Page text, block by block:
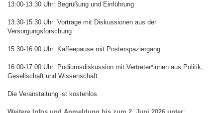
13:00-13:30 Uhr: Begrüßung und Einführung
13:30-15:30 Uhr: Vorträge mit Diskussionen aus der
Versorgungsforschung
15:30-16:00 Uhr: Kaffeepause mit Posterspaziergang
16:00-17:00 Uhr: Podiumsdiskussion mit Vertreter*innen aus Politik,
Gesellschaft und Wissenschaft
Die Veranstaltung ist kostenlos.